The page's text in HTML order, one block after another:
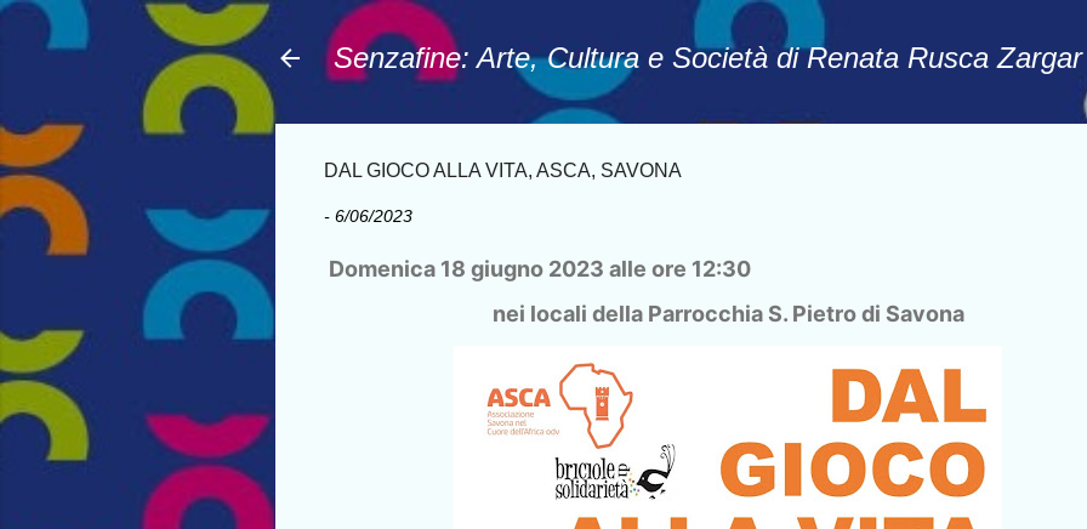
Senzafine: Arte, Cultura e Società di Renata Rusca Zargar
DAL GIOCO ALLA VITA, ASCA, SAVONA
- 6/06/2023
Domenica 18 giugno 2023 alle ore 12:30
nei locali della Parrocchia S. Pietro di Savona